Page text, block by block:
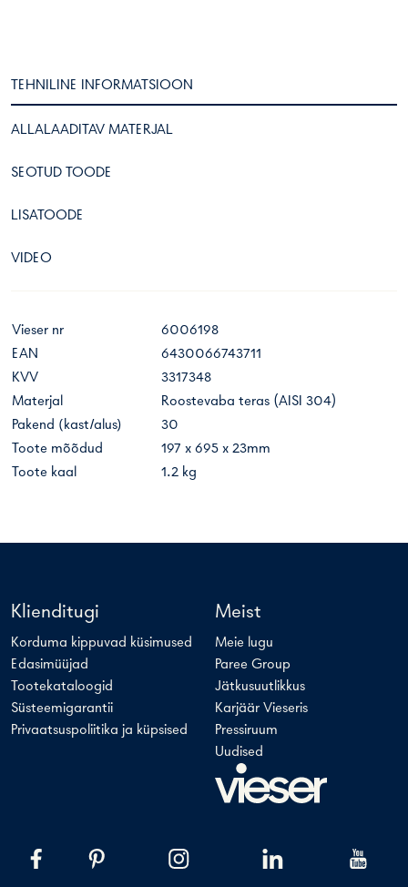
TEHNILINE INFORMATSIOON
ALLALAADITAV MATERJAL
SEOTUD TOODE
LISATOODE
VIDEO
Vieser nr
6006198
EAN
6430066743711
KVV
3317348
Materjal
Roostevaba teras (AISI 304)
Pakend (kast/alus)
30
Toote mõõdud
197 x 695 x 23mm
Toote kaal
1.2 kg
Klienditugi
Korduma kippuvad küsimused
Edasimüüjad
Tootekataloogid
Süsteemigarantii
Privaatsuspoliitika ja küpsised
Meist
Meie lugu
Paree Group
Jätkusuutlikkus
Karjäär Vieseris
Pressiruum
Uudised